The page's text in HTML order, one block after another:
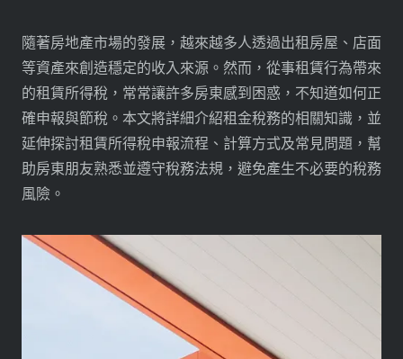
隨著房地產市場的發展，越來越多人透過出租房屋、店面
等資產來創造穩定的收入來源。然而，從事租賃行為帶來
的租賃所得稅，常常讓許多房東感到困惑，不知道如何正
確申報與節稅。本文將詳細介紹租金稅務的相關知識，並
延伸探討租賃所得稅申報流程、計算方式及常見問題，幫
助房東朋友熟悉並遵守稅務法規，避免產生不必要的稅務
風險。